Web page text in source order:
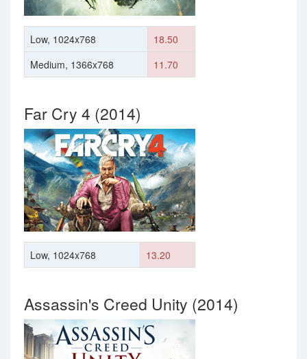
Low, 1024x768
18.50
Medium, 1366x768
11.70
Far Cry 4 (2014)
Low, 1024x768 13.20
Assassin's Creed Unity (2014)